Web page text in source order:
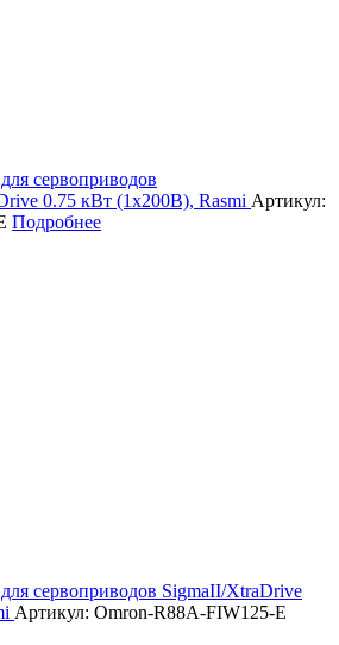
сервоприводов
0.75 кВт (1х200В), Rasmi Артикул:
Подробнее
сервоприводов SigmaII/XtraDrive
Артикул: Omron-R88A-FIW125-E